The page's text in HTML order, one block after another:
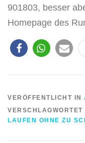
901803, besser
Homepage des
VERÖFFENTLICHT IN
VERSCHLAGWORTET
LAUFEN OHNE ZU